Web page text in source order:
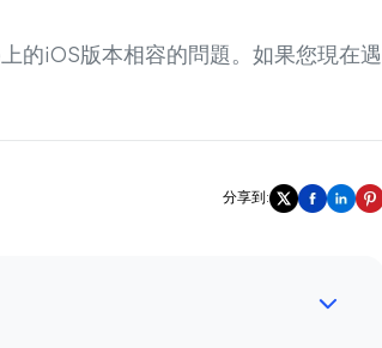
的iOS版本相容的問題。如果您現在遇
分享到: